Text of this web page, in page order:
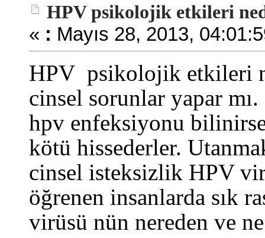
HPV psikolojik etkileri
« : Mayıs 28, 2013,
HPV psikolojik etkileri
cinsel sorunlar yapar mı.
hpv enfeksiyonu
kötü hissederler.
cinsel isteksizlik HPV
öğrenen insanlarda sık
virüsü nün nereden ve ne